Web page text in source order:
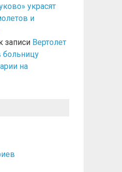
украсят
и
записи Вертолет
на